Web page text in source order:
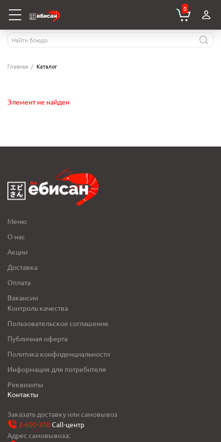
0
Главная Каталог
Элемент не найден
Меню
О нас
Акции
Доставка
Оплата
Вакансии
Контроль качества
Пользовательское соглашение
Публичная оферта
Политика конфиденциальности
Информация для потребителя
Реквизиты
Контакты
Заказать доставку или самовывоз
2-600-300Call-центр
Адрес самовывоза: